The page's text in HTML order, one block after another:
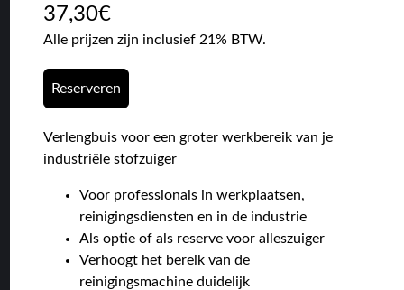
37,30€
Alle prijzen zijn inclusief 21% BTW.
Reserveren
Verlengbuis voor een groter werkbereik van je
industriële stofzuiger
Voor professionals in werkplaatsen,
reinigingsdiensten en in de industrie
Als optie of als reserve voor alleszuiger
Verhoogt het bereik van de
reinigingsmachine duidelijk